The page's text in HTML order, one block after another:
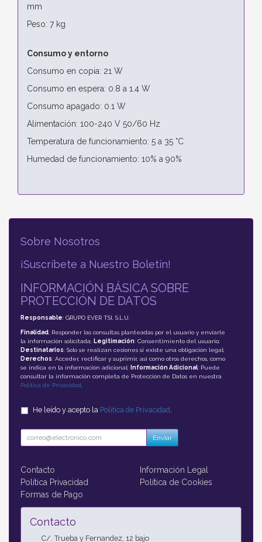
mm
Peso: 7 kg
Consumo y entorno
Consumo en copia: 21 W
Consumo en espera: 0.8 a 1.4 W
Consumo apagado: 0.1 W
Alimentación: 100-240 V 50/60 Hz
Temperatura de funcionamiento: 5 a 35 °C
Humedad de funcionamiento: 10% a 90%
Sobre Nosotros
¡Suscríbete a Nuestro Boletín!
INFORMACIÓN BÁSICA SOBRE
PROTECCIÓN DE DATOS
Responsable: GRUPO EVER TSI, S.L.U.
Finalidad: Responder las consultas planteadas por el usuario y enviarle
la información solicitada; Legitimación: Consentimiento del usuario;
Destinatarios: Solo se realizan cesiones si existe una obligación legal;
Derechos: Acceder, rectificar y suprimir, así como otros derechos, como
se indica en la información adicional;
Información Adicional: Puede
consultar la información completa de Protección de Datos en nuestra
Política de Privacidad
He leído y acepto la Política de Privacidad
Enviar
Contacto
Información Legal
Política Privacidad
Política de Cookies
Formas de Pago
Contacto
C/. Trueba y Fernandez, 12 bajo